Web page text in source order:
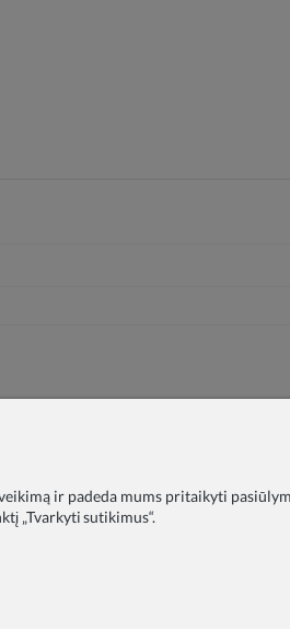
ir padeda mums pritaikyti
„Tvarkyti sutikimus“.